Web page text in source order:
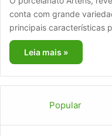
conta com grande
principais características
Leia mais »
Popular